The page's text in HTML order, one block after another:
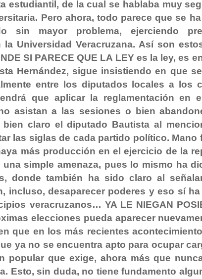
estudiantil, de la cual se hablaba muy
Pero ahora, todo parece que se ha
sin mayor problema, ejerciendo
Universidad Veracruzana. Así son
SI PARECE QUE LA LEY es la ley, es
Hernández, sigue insistiendo en que
entre los diputados locales a los
que aplicar la reglamentación en
asistan a las sesiones o bien
claro el diputado Bautista al
las siglas de cada partido político. Mano
más producción en el ejercicio de la
simple amenaza, pues lo mismo ha
donde también ha sido claro al
incluso, desaparecer poderes y eso sí
veracruzanos… YA LE NIEGAN
elecciones pueda aparecer
que en los más recientes
ya no se encuentra apto para ocupar
popular que exige, ahora más que
Esto, sin duda, no tiene fundamento